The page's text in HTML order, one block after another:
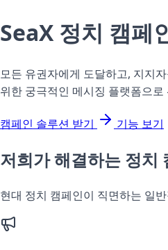
SeaX 정치 캠페
모든 유권자에게 도달하고, 지지
위한 궁극적인 메시징 플랫폼으
캠페인 솔루션 받기 기능 보기
저희가 해결하는 정치
현대 정치 캠페인이 직면하는 일